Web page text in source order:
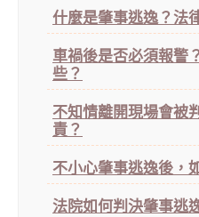
什麼是肇事逃逸？法
車禍後是否必須報警
些？
不知情離開現場會被
責？
不小心肇事逃逸後，
法院如何判決肇事逃